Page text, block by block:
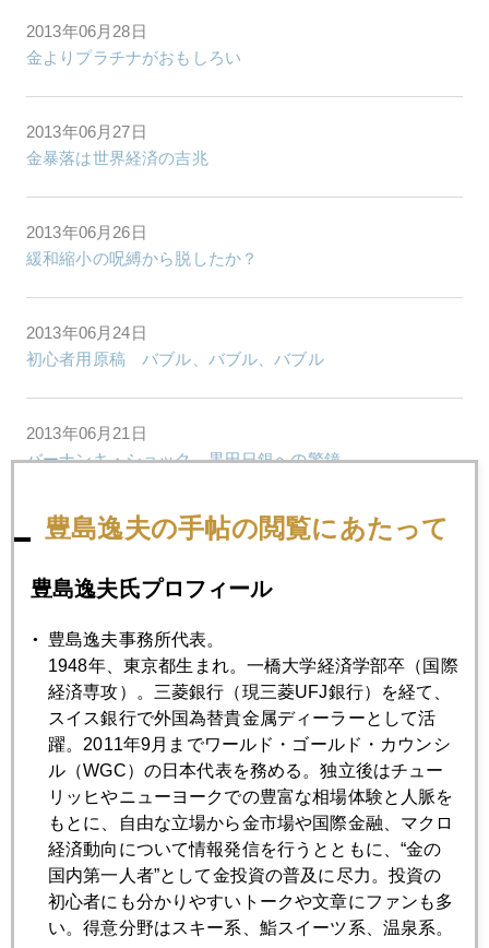
2013年06月28日
金よりプラチナがおもしろい
2013年06月27日
金暴落は世界経済の吉兆
2013年06月26日
緩和縮小の呪縛から脱したか？
2013年06月24日
初心者用原稿 バブル、バブル、バブル
2013年06月21日
バーナンキ・ショック、黒田日銀への警鐘
2013年06月20日
2013年06月18日
日本株復活へ証券業界も迫られる構造改革
2013年06月17日
通貨安競争の弊害
2013年06月14日
ＱＥ依存症脱却にもがく市場
2013年06月11日
豊島逸夫の手帖の閲覧にあたって
豊島逸夫氏プロフィール
豊島逸夫事務所代表。
1948年、東京都生まれ。一橋大学経済学部卒（国際
経済専攻）。三菱銀行（現三菱UFJ銀行）を経て、
スイス銀行で外国為替貴金属ディーラーとして活
躍。2011年9月までワールド・ゴールド・カウンシ
ル（WGC）の日本代表を務める。独立後はチュー
リッヒやニューヨークでの豊富な相場体験と人脈を
もとに、自由な立場から金市場や国際金融、マクロ
経済動向について情報発信を行うとともに、“金の
国内第一人者”として金投資の普及に尽力。投資の
初心者にも分かりやすいトークや文章にファンも多
い。得意分野はスキー系、鮨スイーツ系、温泉系。